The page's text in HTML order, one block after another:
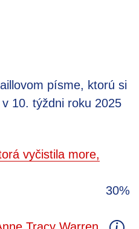
písme, ktorú si
10. týždni roku 2025
vyčistila more,
30%
Tracy Warren